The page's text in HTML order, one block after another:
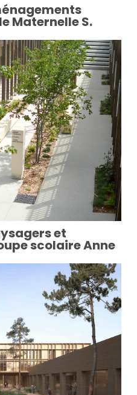
Maternelle S.
et
scolaire Anne